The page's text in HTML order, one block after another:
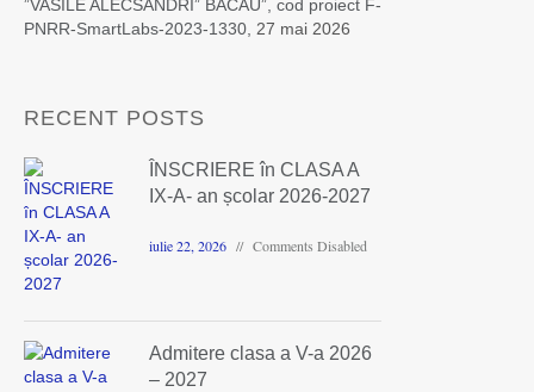
”VASILE ALECSANDRI” BACĂU”, cod proiect F-
PNRR-SmartLabs-2023-1330, 27 mai 2026
RECENT POSTS
ÎNSCRIERE în CLASA A
IX-A- an școlar 2026-2027
iulie 22, 2026 Comments Disabled
Admitere clasa a V-a 2026
– 2027